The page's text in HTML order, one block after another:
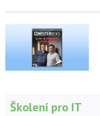
Školení pro IT